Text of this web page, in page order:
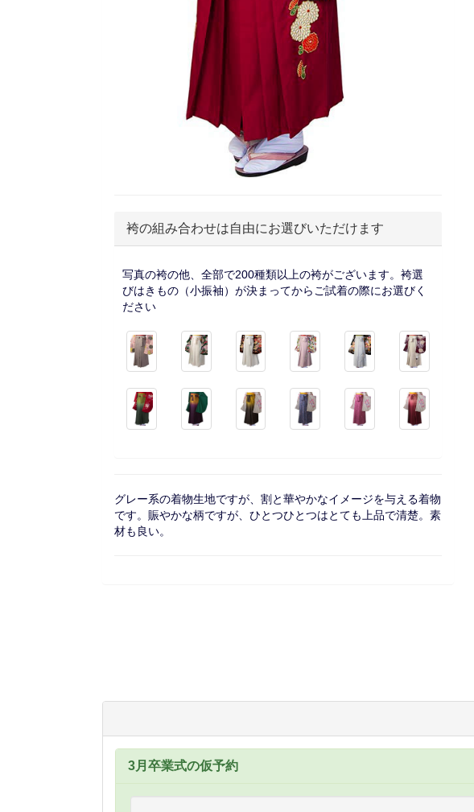
袴の組み合わせは自由にお選びいただけます
写真の袴の他、全部で200種類以上の袴がございます。袴選
びはきもの（小振袖）が決まってからご試着の際にお選びく
ださい
グレー系の着物生地ですが、割と華やかなイメージを与える着物
です。賑やかな柄ですが、ひとつひとつはとても上品で清楚。素
材も良い。
3月卒業式の仮予約